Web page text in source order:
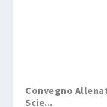
Convegno
Scie...